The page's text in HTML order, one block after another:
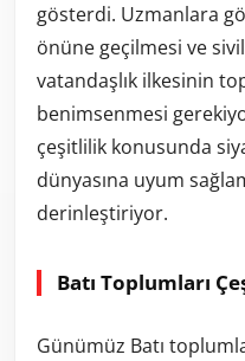
gösterdi. Uzmanlara
önüne geçilmesi ve
vatandaşlık ilkesinin
benimsenmesi
çeşitlilik konusunda
dünyasına uyum
derinleştiriyor.
Batı Toplumları
Günümüz Batı